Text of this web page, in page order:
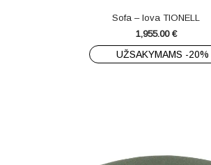
Sofa – lova TIONELL
1,955.00 €
UŽSAKYMAMS -20%